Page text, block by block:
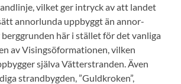
vilket ger intryck av att landet
annorlunda uppbyggt än annor-
berggrunden här i stället för det vanliga
av Visingsöformationen, vilken
själva Vätterstranden. Även
strandbygden, ”Guldkroken”,